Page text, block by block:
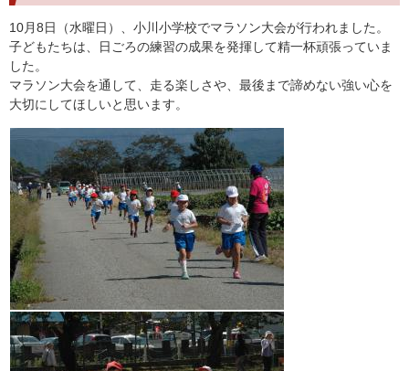
10月8日（水曜日）、小川小学校でマラソン大会が行われました。
子どもたちは、日ごろの練習の成果を発揮して精一杯頑張っていま
した。
マラソン大会を通して、走る楽しさや、最後まで諦めない強い心を
大切にしてほしいと思います。